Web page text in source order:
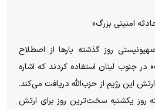
امنیتی بزرگ»
روز گذشته بار‌ها از اصطلاح
در جنوب لبنان استفاده کردند که اشاره
این رژیم از حزب‌الله دریافت می‌کند.
روز یکشنبه سخت‌ترین روز برای ارتش